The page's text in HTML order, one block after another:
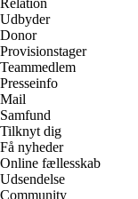
Relation
Udbyder
Donor
Provisionstager
Teammedlem
Presseinfo
Mail
Samfund
Tilknyt dig
Få nyheder
Online fællesskab
Udsendelse
Community